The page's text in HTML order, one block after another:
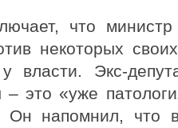
что
некоторых
власти. Экс-
– это «уже
Он напомнил, что